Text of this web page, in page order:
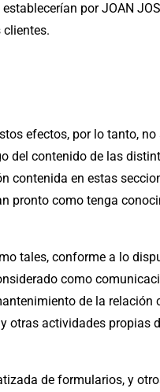
por JOAN
clientes.
efectos, por lo tanto, no
del contenido de las
contenida en estas
pronto como tenga
tales, conforme a lo
como
de la relación
otras actividades propias
de formularios, y